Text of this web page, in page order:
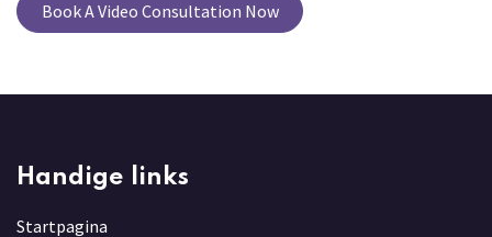
Book A Video Consultation Now
Handige links
Startpagina